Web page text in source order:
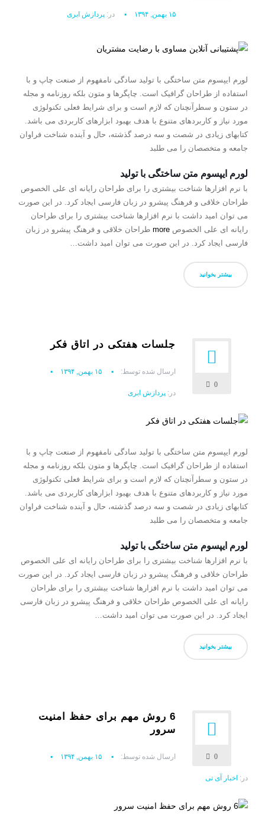
۱۵ بهمن, ۱۳۹۴ در: پردازش ابری
لورم ایپسوم متن ساختگی با تولید سادگی نامفهوم از صنعت چاپ و با
استفاده از طراحان گرافیک است. چاپگرها و متون بلکه روزنامه و مجله
در ستون و سطرآنچنان که لازم است و برای شرایط فعلی تکنولوژی
مورد نیاز و کاربردهای متنوع با هدف بهبود ابزارهای کاربردی می باشد.
کتابهای زیادی در شصت و سه درصد گذشته، حال و آینده شناخت فراوان
جامعه و متخصصان را می طلبد
لورم ایپسوم متن ساختگی با تولید
با نرم افزارها شناخت بیشتری را برای طراحان رایانه ای علی الخصوص
طراحان خلاقی و فرهنگ پیشرو در زبان فارسی ایجاد کرد. در این صورت
می توان امید داشت با نرم افزارها شناخت بیشتری را برای طراحان
رایانه ای علی الخصوص moreطراحان خلاقی و فرهنگ پیشرو در زبان
فارسی ایجاد کرد. در این صورت می توان امید داشت…
بیشتر بخوانید
0
جلسات هفتکی در اتاق فکر
ارسال شده توسط: ۱۵ بهمن, ۱۳۹۴
در: پردازش ابری
لورم ایپسوم متن ساختگی با تولید سادگی نامفهوم از صنعت چاپ و با
استفاده از طراحان گرافیک است. چاپگرها و متون بلکه روزنامه و مجله
در ستون و سطرآنچنان که لازم است و برای شرایط فعلی تکنولوژی
مورد نیاز و کاربردهای متنوع با هدف بهبود ابزارهای کاربردی می باشد.
کتابهای زیادی در شصت و سه درصد گذشته، حال و آینده شناخت فراوان
جامعه و متخصصان را می طلبد
لورم ایپسوم متن ساختگی با تولید
با نرم افزارها شناخت بیشتری را برای طراحان رایانه ای علی الخصوص
طراحان خلاقی و فرهنگ پیشرو در زبان فارسی ایجاد کرد. در این صورت
می توان امید داشت با نرم افزارها شناخت بیشتری را برای طراحان
رایانه ای علی الخصوص طراحان خلاقی و فرهنگ پیشرو در زبان فارسی
ایجاد کرد. در این صورت می توان امید داشت…
بیشتر بخوانید
0
6 روش مهم برای حفظ امنیت
سرور
ارسال شده توسط: ۱۵ بهمن, ۱۳۹۴
در: اخبار آی تی